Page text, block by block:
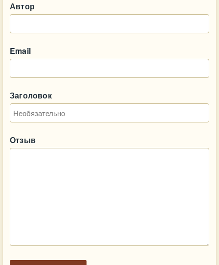
Автор
Email
Заголовок
Отзыв